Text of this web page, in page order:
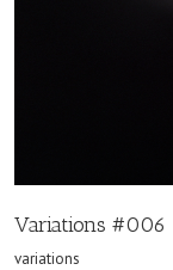
Variations #006
variations